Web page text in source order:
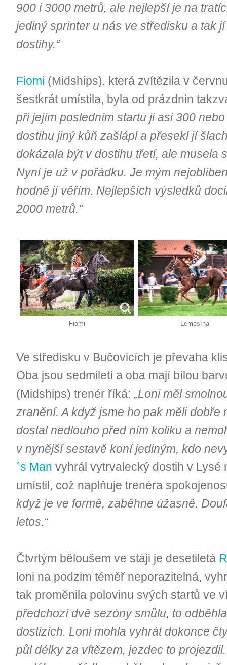
900 i 3000 metrů, ale nejlepší je na
jediný sprinter u nás ve středisku a tak
dostihy.“
Fiomi (Midships), která zvítězila v
šestkrát umístila, byla od prázdnin
při jejím posledním startu ji asi 300
dostihu jiný kůň zašlápl a přesekl jí
dokázala být v dostihu třetí, ale musela
Nyní je už v pořádku. Je mým
hodně jí věřím. Nejlepších výsledků
2000 metrů.“
Fiomi Lemesína
Ve středisku v Bučovicích je převaha
Oba jsou sedmiletí a oba mají bílou
(Midships) trenér říká: „Loni měl
zranění. A když jsme ho pak měli dobře
dostal nedlouho před ním koliku a
v nynější sestavě koní jediným, kdo
´s Man vyhrál vytrvalecký dostih v Lysé
umístil, což naplňuje trenéra
když je ve formě, zaběhne úžasně.
letos.“
Čtvrtým běloušem ve stáji je desetiletá
loni na podzim téměř neporazitelná,
tak proměnila polovinu svých startů ve
předchozí dvě sezóny smůlu, to
dostizích. Loni mohla vyhrát dokonce
půl délky za vítězem, jezdec to